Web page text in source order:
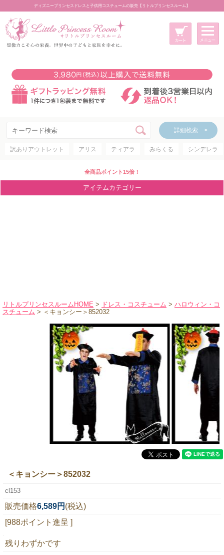
ディズニープリンセスドレスと子供用コスチュームの販売【リトルプリンセスルーム】
詳細検索 >
訳ありアウトレット アリス ティアラ みらくる シンデレラ
全商品ポイント15倍！
アイテムカテゴリー
リトルプリンセスルームHOME > ドレス・コスチューム > ハロウィン・コ
スチューム > ＜キョンシー＞852032
＜キョンシー＞852032
cl153
販売価格6,589円 (税込)
[988ポイント進呈 ]
残りわずかです
新規会員登録
マイページ
カート
詳細検索 >
アイテムカテゴリー
ディズニープリンセス
ディズニキャラクター
ショッピングインフォメーション
会社概要
お支払・送料
返品・交換
サイズの測り方
よくあるご質問
レビューを見る